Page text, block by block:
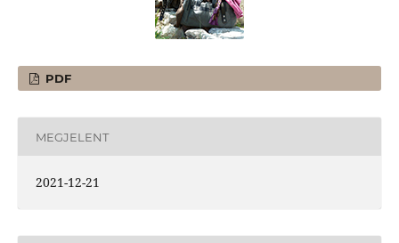
PDF
MEGJELENT
2021-12-21